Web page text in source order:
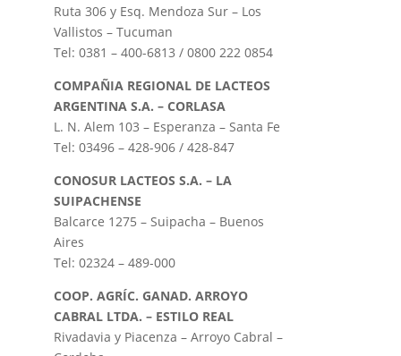
Ruta 306 y Esq. Mendoza Sur – Los
Vallistos – Tucuman
Tel: 0381 – 400-6813 / 0800 222 0854
COMPAÑIA REGIONAL DE LACTEOS
ARGENTINA S.A. – CORLASA
L. N. Alem 103 – Esperanza – Santa Fe
Tel: 03496 – 428-906 / 428-847
CONOSUR LACTEOS S.A. – LA
SUIPACHENSE
Balcarce 1275 – Suipacha – Buenos
Aires
Tel: 02324 – 489-000
COOP. AGRÍC. GANAD. ARROYO
CABRAL LTDA. – ESTILO REAL
Rivadavia y Piacenza – Arroyo Cabral –